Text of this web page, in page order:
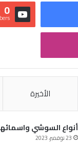
0
الأخيرة
أنواع السوشي
23 نوفمبر، 2023